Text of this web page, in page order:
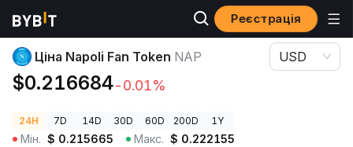
Реєстрація
Ціни криптовалют Ціна Napoli Fan Token NAP
Ціна Napoli Fan Token NAP
$0.216684-0.01%
USD
24H 7D 14D 30D 60D 200D 1Y
Мін. $ 0.215665 Макс. $ 0.222155